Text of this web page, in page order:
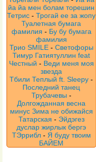
йа йа мен болам торешин
Тетрис -Трогай ее за жопу
Туалетная бумага
фамилия - Бу бу бумага
фамилия
Трио SMILE - Светофоры
Тимур Гатиятуллин feat
Честный - Веди меня моя
звезда
Тбили Теплый ft. Sleepy -
Последний танец
Трубачевы -
Долгожданная весна
минус Зима не обижайся
Татарская - Эйдэгез
дуслар жирлык бергэ
ТЭррибл - Я буду твоим
БАЙЕМ